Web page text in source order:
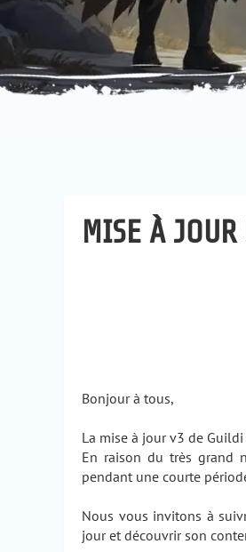
MISE À
Bonjour à tous,
La mise à jour v3 de
En raison du très grand
pendant une courte
Nous vous invitons à
jour et découvrir son